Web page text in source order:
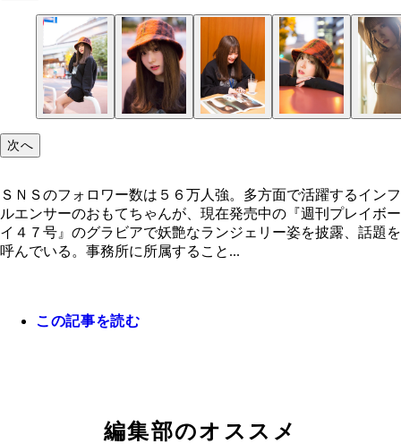
次へ
ＳＮＳのフォロワー数は５６万人強。多方面で活躍するインフ
ルエンサーのおもてちゃんが、現在発売中の『週刊プレイボー
イ４７号』のグラビアで妖艶なランジェリー姿を披露、話題を
呼んでいる。事務所に所属すること...
この記事を読む
編集部のオススメ